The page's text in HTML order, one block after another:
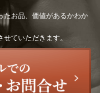
たお品、価値があるかわか
ていただきます。